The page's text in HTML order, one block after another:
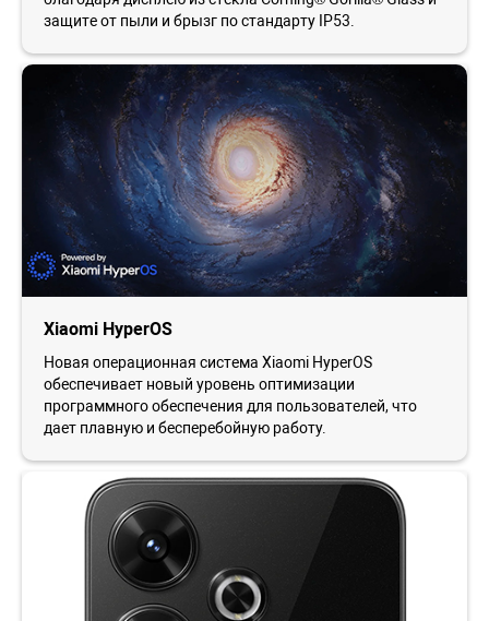
защите от пыли и брызг по стандарту IP53.
Xiaomi HyperOS
Новая операционная система Xiaomi HyperOS
обеспечивает новый уровень оптимизации
программного обеспечения для пользователей, что
дает плавную и бесперебойную работу.